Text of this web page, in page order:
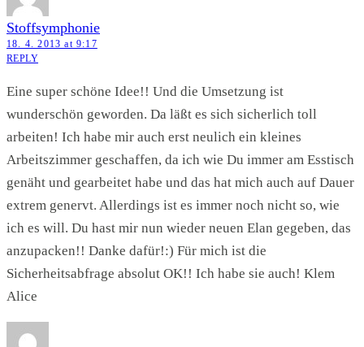
Stoffsymphonie
18. 4. 2013 at 9:17
REPLY
Eine super schöne Idee!! Und die Umsetzung ist
wunderschön geworden. Da läßt es sich sicherlich toll
arbeiten! Ich habe mir auch erst neulich ein kleines
Arbeitszimmer geschaffen, da ich wie Du immer am Esstisch
genäht und gearbeitet habe und das hat mich auch auf Dauer
extrem genervt. Allerdings ist es immer noch nicht so, wie
ich es will. Du hast mir nun wieder neuen Elan gegeben, das
anzupacken!! Danke dafür!:) Für mich ist die
Sicherheitsabfrage absolut OK!! Ich habe sie auch! Klem
Alice